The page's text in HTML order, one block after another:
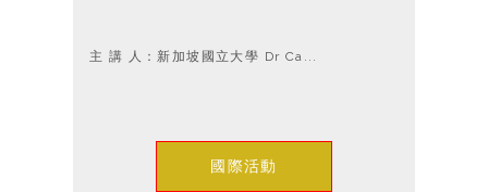
主 講 人：新加坡國立大學 Dr Ca...
國際活動